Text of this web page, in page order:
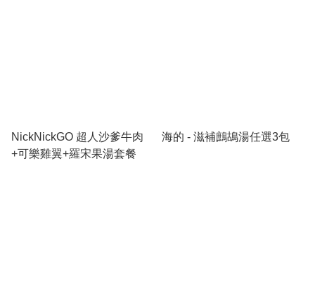
NickNickGO 超人沙爹牛肉
+可樂雞翼+羅宋果湯套餐
海的 - 滋補鷓鴣湯任選3包